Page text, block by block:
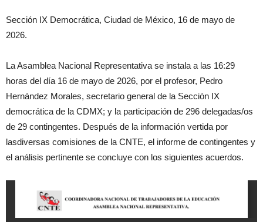
Sección IX Democrática, Ciudad de México, 16 de mayo de
2026.
La Asamblea Nacional Representativa se instala a las 16:29
horas del día 16 de mayo de 2026, por el profesor, Pedro
Hernández Morales, secretario general de la Sección IX
democrática de la CDMX; y la participación de 296 delegadas/os
de 29 contingentes. Después de la información vertida por
lasdiversas comisiones de la CNTE, el informe de contingentes y
el análisis pertinente se concluye con los siguientes acuerdos.